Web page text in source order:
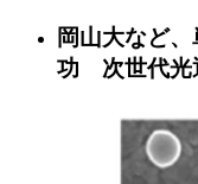
岡山大など
功 次世代光